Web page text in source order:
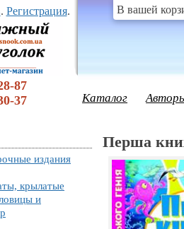
. Регистрация.
87
37
В вашей
Каталог
издания
крылатые
и
Перша